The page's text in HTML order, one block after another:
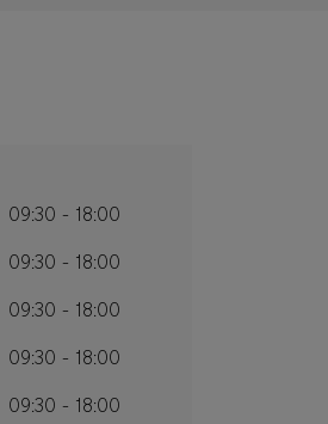
09:30 - 18:00
09:30 - 18:00
09:30 - 18:00
09:30 - 18:00
09:30 - 18:00